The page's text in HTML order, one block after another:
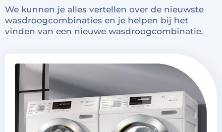
We kunnen je alles vertellen over de nieuwste
wasdroogcombinaties en je helpen bij het
vinden van een nieuwe wasdroogcombinatie.